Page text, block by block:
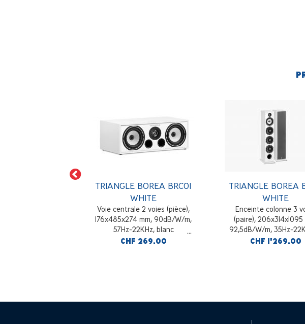
TRIANGLE BOREA BRC01
WHITE
Voie centrale 2 voies (pièce),
176x485x274 mm, 90dB/W/m,
57Hz-22KHz, blanc
CHF 269.00
TRIANGLE BOREA
WHITE
Enceinte colonne 3
(paire), 206x314x1095
92,5dB/W/m, 35Hz-
Ohms, blanc
CHF 1'269.00